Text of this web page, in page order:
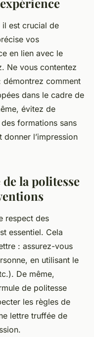
est crucial de
vos
en lien avec le
Ne vous contentez
démontrez comment
dans le cadre de
évitez de
formations sans
l’impression
la politesse
respect des
essentiel. Cela
: assurez-vous
en utilisant le
De même,
de politesse
les règles de
lettre truffée de